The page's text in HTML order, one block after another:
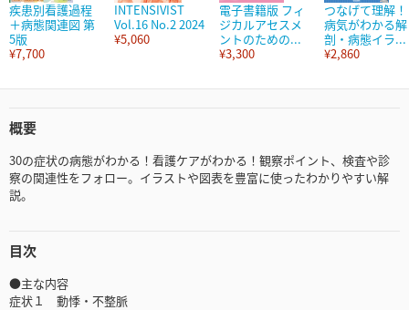
疾患別看護過程
＋病態関連図 第
5版
¥7,700
INTENSIVIST
Vol.16 No.2 2024
¥5,060
電子書籍版 フィ
ジカルアセスメ
ントのための...
¥3,300
つなげて理解！
病気がわかる解
剖・病態イラ...
¥2,860
概要
30の症状の病態がわかる！看護ケアがわかる！観察ポイント、検査や診
察の関連性をフォロー。イラストや図表を豊富に使ったわかりやすい解
説。
目次
●主な内容
症状１ 動悸・不整脈